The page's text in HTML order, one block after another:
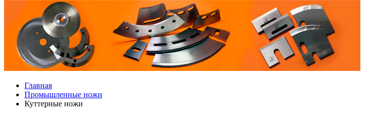
Главная
Промышленные ножи
Куттерные ножи